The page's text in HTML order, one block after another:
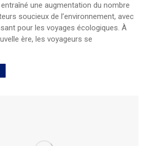
une augmentation du nombre
soucieux de l’environnement, avec
pour les voyages écologiques. À
ère, les voyageurs se